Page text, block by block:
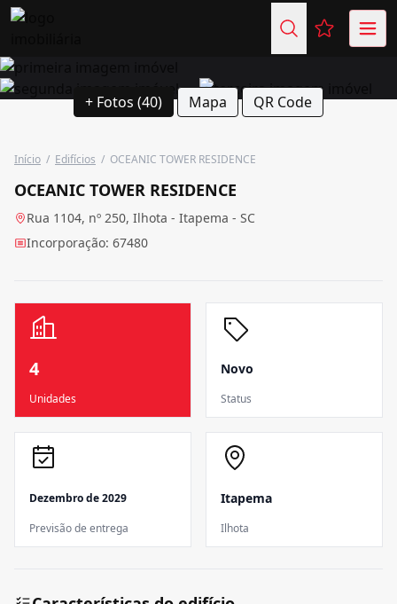
Favoritos
+ Fotos (40) Mapa QR Code
Início / Edifícios / OCEANIC TOWER RESIDENCE
OCEANIC TOWER RESIDENCE
Rua 1104, nº 250, Ilhota - Itapema - SC
Incorporação: 67480
4
Unidades
Novo
Status
Dezembro de 2029
Previsão de entrega
Itapema
Ilhota